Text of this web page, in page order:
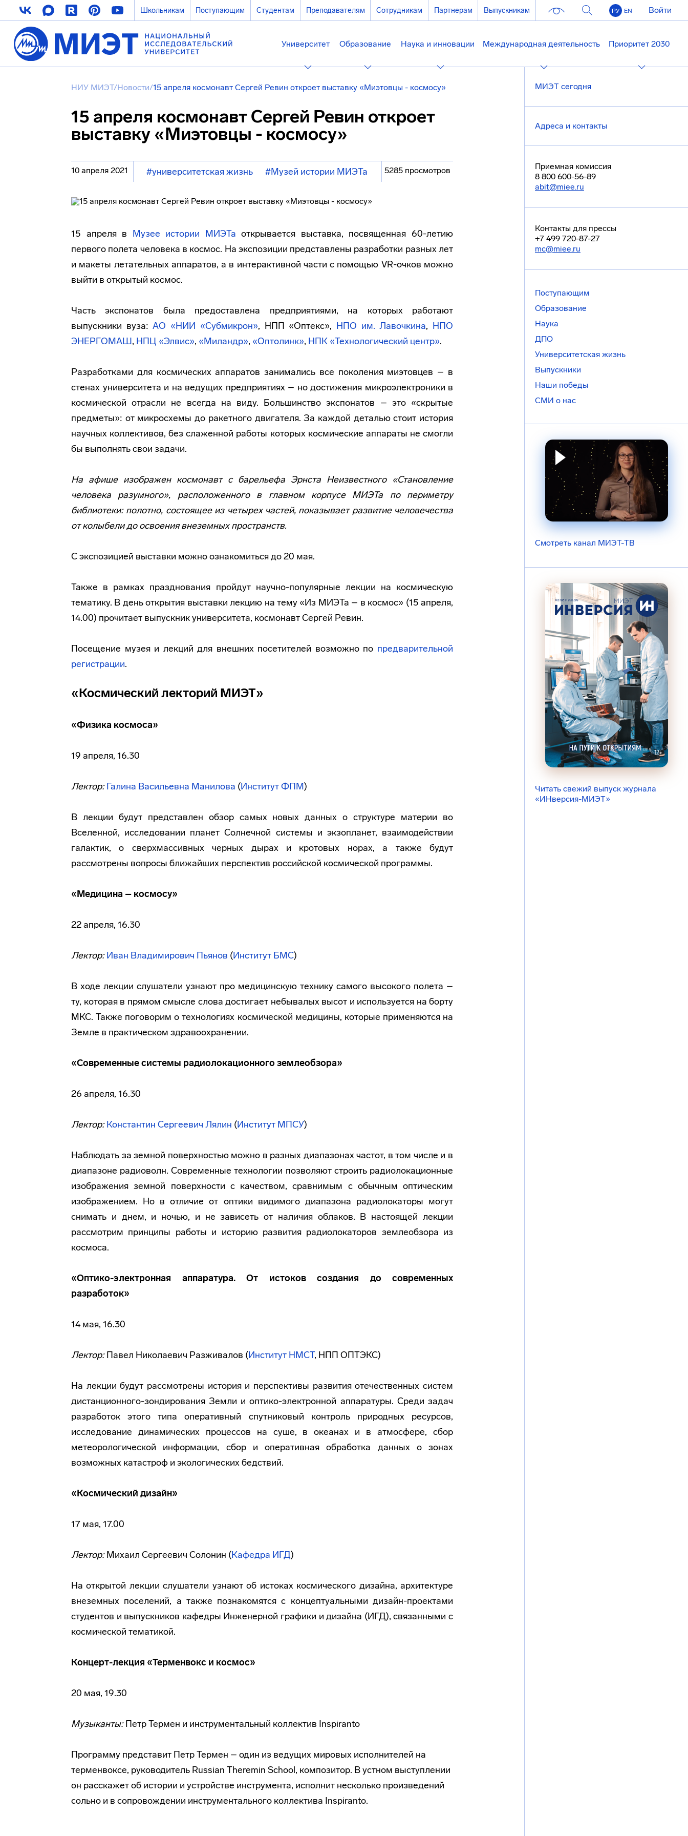
Школьникам Поступающим Студентам Преподавателям Сотрудникам Партнерам Выпускникам РУ EN Войти
Университет Образование Наука и инновации Международная деятельность Приоритет 2030
НИУ МИЭТ/Новости/15 апреля космонавт Сергей Ревин откроет выставку «Миэтовцы - космосу»
15 апреля космонавт Сергей Ревин откроет
выставку «Миэтовцы - космосу»
10 апреля 2021 #университетская жизнь #Музей истории МИЭТа 5285 просмотров
15 апреля в Музее истории МИЭТа открывается выставка, посвященная 60-летию
первого полета человека в космос. На экспозиции представлены разработки разных лет
и макеты летательных аппаратов, а в интерактивной части с помощью VR-очков можно
выйти в открытый космос.
Часть экспонатов была предоставлена предприятиями, на которых работают
выпускники вуза:АО «НИИ «Субмикрон», НПП «Оптекс», НПО им. Лавочкина, НПО
ЭНЕРГОМАШ, НПЦ «Элвис», «Миландр», «Оптолинк», НПК «Технологический центр».
Разработками для космических аппаратов занимались все поколения миэтовцев – в
стенах университета и на ведущих предприятиях – но достижения микроэлектроники в
космической отрасли не всегда на виду. Большинство экспонатов – это «скрытые
предметы»: от микросхемы до ракетного двигателя. За каждой деталью стоит история
научных коллективов, без слаженной работы которых космические аппараты не смогли
бы выполнять свои задачи.
На афише изображен космонавт с барельефа Эрнста Неизвестного «Становление
человека разумного», расположенного в главном корпусе МИЭТа по периметру
библиотеки: полотно, состоящее из четырех частей, показывает развитие человечества
от колыбели до освоения внеземных пространств.
С экспозицией выставки можно ознакомиться до 20 мая.
Также в рамках празднования пройдут научно-популярные лекции на космическую
тематику. В день открытия выставки лекцию на тему «Из МИЭТа – в космос» (15 апреля,
14.00) прочитает выпускник университета, космонавт Сергей Ревин.
Посещение музея и лекций для внешних посетителей возможно по предварительной
регистрации.
«Космический лекторий МИЭТ»
«Физика космоса»
19 апреля, 16.30
Лектор: Галина Васильевна Манилова (Институт ФПМ)
В лекции будут представлен обзор самых новых данных о структуре материи во
Вселенной, исследовании планет Солнечной системы и экзопланет, взаимодействии
галактик, о сверхмассивных черных дырах и кротовых норах, а также будут
рассмотрены вопросы ближайших перспектив российской космической программы.
«Медицина – космосу»
22 апреля, 16.30
Лектор: Иван Владимирович Пьянов (Институт БМС)
В ходе лекции слушатели узнают про медицинскую технику самого высокого полета –
ту, которая в прямом смысле слова достигает небывалых высот и используется на борту
МКС. Также поговорим о технологиях космической медицины, которые применяются на
Земле в практическом здравоохранении.
«Современные системы радиолокационного землеобзора»
26 апреля, 16.30
Лектор: Константин Сергеевич Лялин (Институт МПСУ)
Наблюдать за земной поверхностью можно в разных диапазонах частот, в том числе и в
диапазоне радиоволн. Современные технологии позволяют строить радиолокационные
изображения земной поверхности с качеством, сравнимым с обычным оптическим
изображением. Но в отличие от оптики видимого диапазона радиолокаторы могут
снимать и днем, и ночью, и не зависеть от наличия облаков. В настоящей лекции
рассмотрим принципы работы и историю развития радиолокаторов землеобзора из
космоса.
«Оптико-электронная аппаратура. От истоков создания до современных
разработок»
14 мая, 16.30
Лектор:Павел Николаевич Разживалов (Институт НМСТ, НПП ОПТЭКС)
На лекции будут рассмотрены история и перспективы развития отечественных систем
дистанционного-зондирования Земли и оптико-электронной аппаратуры. Среди задач
разработок этого типа оперативный спутниковый контроль природных ресурсов,
исследование динамических процессов на суше, в океанах и в атмосфере, сбор
метеорологической информации, сбор и оперативная обработка данных о зонах
возможных катастроф и экологических бедствий.
«Космический дизайн»
17 мая, 17.00
Лектор:Михаил Сергеевич Солонин (Кафедра ИГД)
На открытой лекции слушатели узнают об истоках космического дизайна, архитектуре
внеземных поселений, а также познакомятся с концептуальными дизайн-проектами
студентов и выпускников кафедры Инженерной графики и дизайна (ИГД), связанными с
космической тематикой.
Концерт-лекция «Терменвокс и космос»
20 мая, 19.30
Музыканты:Петр Термен и инструментальный коллектив Inspiranto
Программу представит Петр Термен – один из ведущих мировых исполнителей на
терменвоксе, руководитель Russian Theremin School, композитор. В устном выступлении
он расскажет об истории и устройстве инструмента, исполнит несколько произведений
сольно и в сопровождении инструментального коллектива Inspiranto.
МИЭТ сегодня
Адреса и контакты
Приемная комиссия
8 800 600-56-89
abit@miee.ru
Контакты для прессы
+7 499 720-87-27
mc@miee.ru
Поступающим
Образование
Наука
ДПО
Университетская жизнь
Выпускники
Наши победы
СМИ о нас
Смотреть канал МИЭТ-ТВ
Читать свежий выпуск журнала
«ИНверсия-МИЭТ»